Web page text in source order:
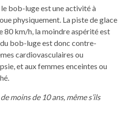
bob-luge est une activité à
physiquement. La piste de glace
80 km/h, la moindre aspérité est
bob-luge est donc contre-
cardiovasculaires ou
et aux femmes enceintes ou
moins de 10 ans, même s’ils